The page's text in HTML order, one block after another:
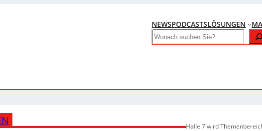
NEWSPODCASTSLÖSUNGEN
Search
Halle 7 wird